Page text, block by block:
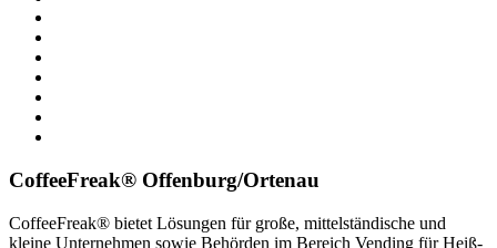
CoffeeFreak® Offenburg/Ortenau
CoffeeFreak® bietet Lösungen für große, mittelständische und
kleine Unternehmen sowie Behörden im Bereich Vending für Heiß-